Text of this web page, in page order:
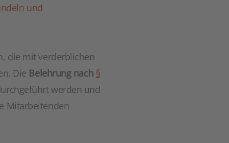
und
die mit verderblichen
Die Belehrung nach §
werden und
Mitarbeitenden